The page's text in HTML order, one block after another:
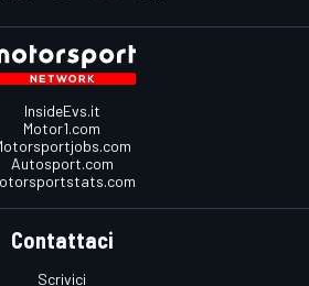
InsideEvs.it
Motor1.com
Autosport.com
Contattaci
Scrivici